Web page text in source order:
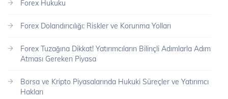
Forex Hukuku
Forex Dolandırıcılığı: Riskler ve Korunma Yolları
Forex Tuzağına Dikkat! Yatırımcıların Bilinçli Adımlarla Adım
Atması Gereken Piyasa
Borsa ve Kripto Piyasalarında Hukuki Süreçler ve Yatırımcı
Hakları